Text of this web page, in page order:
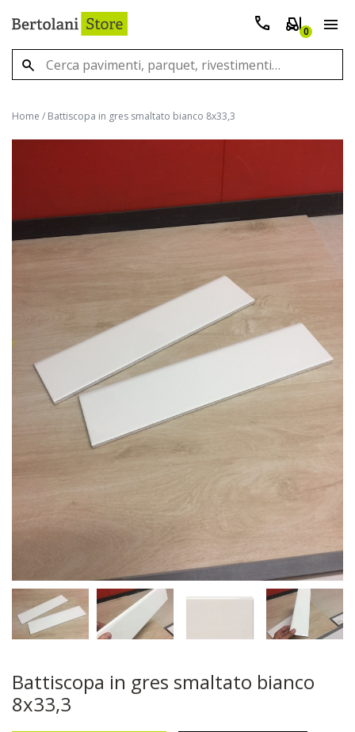
0
Home / Battiscopa in gres smaltato bianco 8x33,3
Battiscopa in gres smaltato bianco
8x33,3